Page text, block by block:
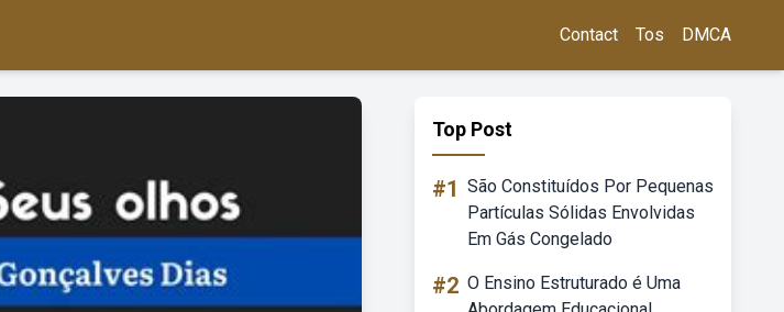
Contact Tos DMCA
Top Post
#1 São Constituídos Por Pequenas
Partículas Sólidas Envolvidas
Em Gás Congelado
#2 O Ensino Estruturado é Uma